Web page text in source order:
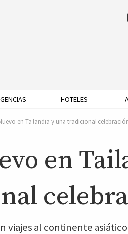
HOTELES
en Tailandia y una tradicional celebración
en
viajes al continente